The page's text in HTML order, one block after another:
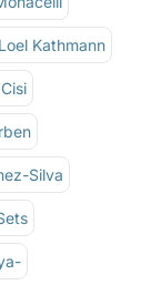
Loel Kathmann
Silva